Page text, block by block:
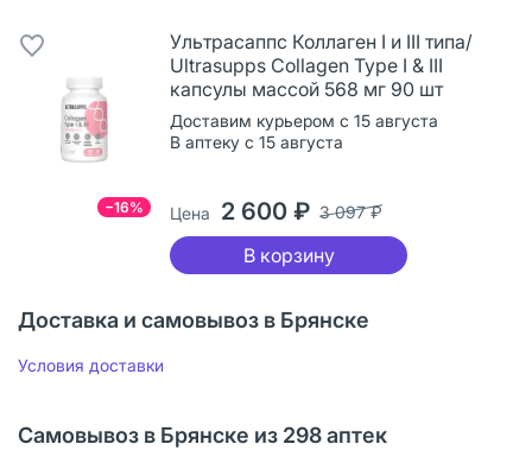
−16%
Ультрасаппс Коллаген I и III типа/
Ultrasupps Collagen Type I & III
капсулы массой 568 мг 90 шт
Доставим курьером с 15 августа
В аптеку с 15 августа
Цена 2 600 ₽ 3 097 ₽
В корзину
Доставка и самовывоз в Брянске
Условия доставки
Самовывоз в Брянске из 298 аптек